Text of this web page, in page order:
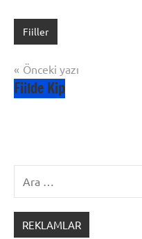
Fiiller
Yazı
gezinmesi
Önceki yazı
Fiilde Kip
REKLAMLAR